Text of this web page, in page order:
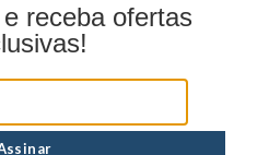
receba ofertas